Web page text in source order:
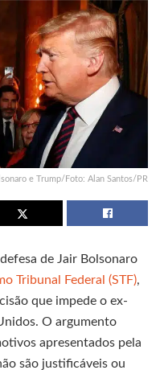
e Trump/Foto: Alan Santos/PR
de Jair Bolsonaro
Tribunal Federal (STF),
que impede o ex-
O argumento
apresentados pela
são justificáveis ou